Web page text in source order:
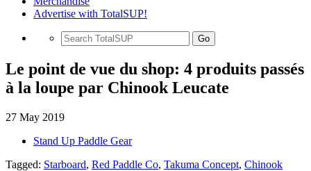
Advertise with TotalSUP!
Go
Le point de vue du shop: 4 produits passés
à la loupe par Chinook Leucate
27 May 2019
Stand Up Paddle Gear
Tagged: Starboard, Red Paddle Co, Takuma Concept, Chinook